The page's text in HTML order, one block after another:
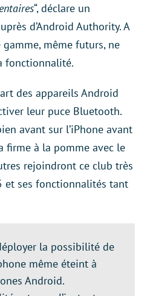
“, déclare un
d’Android Authority. A
même futurs, ne
fonctionnalité.
des appareils Android
leur puce Bluetooth.
avant sur l’iPhone avant
firme à la pomme avec le
rejoindront ce club très
et ses fonctionnalités tant
la possibilité de
même éteint à
Android.